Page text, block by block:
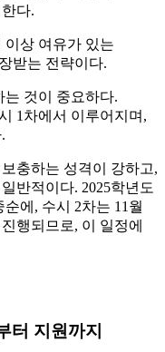
다.
이상 여유가 있는
받는 전략이다.
것이 중요하다.
1차에서 이루어지며,
충하는 성격이 강하고,
반적이다. 2025학년도
에, 수시 2차는 11월
행되므로, 이 일정에
터 지원까지